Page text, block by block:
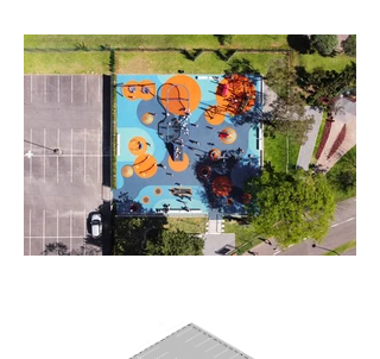
gradativamente suas histórias, sua
percepção de mundo e seu pensamento
crítico.
O Playground Positivo é um espaço que
busca respeitar o que é tão precioso
para a criança: o tempo do brincar,
incentivando a distância das telas, a
autonomia, liberdade e especialmente o
convívio em espaços públicos, ajudando